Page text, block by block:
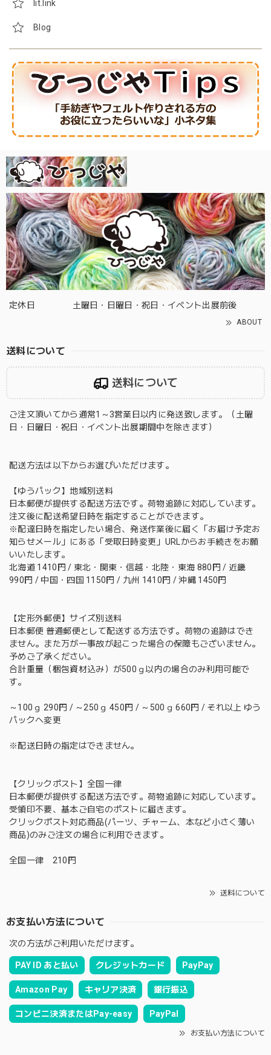
lit.link
Blog
定休日 土曜日・日曜日・祝日・イベント出展前後
ABOUT
送料について
送料について
ご注文頂いてから通常1～3営業日以内に発送致します。（土曜
日・日曜日・祝日・イベント出展期間中を除きます）
配送方法は以下からお選びいただけます。
【ゆうパック】地域別送料
日本郵便が提供する配送方法です。荷物追跡に対応しています。
注文後に配送希望日時を指定することができます。
※配達日時を指定したい場合、発送作業後に届く「お届け予定お
知らせメール」にある「受取日時変更」URLからお手続きをお願
いいたします。
北海道 1410円 / 東北・関東・信越・北陸・東海 880円 / 近畿
990円 / 中国・四国 1150円 / 九州 1410円 / 沖縄 1450円
【定形外郵便】サイズ別送料
日本郵便 普通郵便として配送する方法です。荷物の追跡はでき
ません。また万が一事故が起こった場合の保障もございません。
予めご了承ください。
合計重量（梱包資材込み）が500ｇ以内の場合のみ利用可能で
す。
～100ｇ 290円 / ～250ｇ 450円 / ～500ｇ 660円 / それ以上 ゆう
パックへ変更
※配送日時の指定はできません。
【クリックポスト】全国一律
日本郵便が提供する配送方法です。荷物追跡に対応しています。
受領印不要、基本ご自宅のポストに届きます。
クリックポスト対応商品(パーツ、チャーム、本など小さく薄い
商品)のみご注文の場合に利用できます。
全国一律 210円
送料について
お支払い方法について
次の方法がご利用いただけます。
PAY ID あと払い クレジットカード PayPay
Amazon Pay キャリア決済 銀行振込
コンビニ決済またはPay-easy PayPal
お支払い方法について